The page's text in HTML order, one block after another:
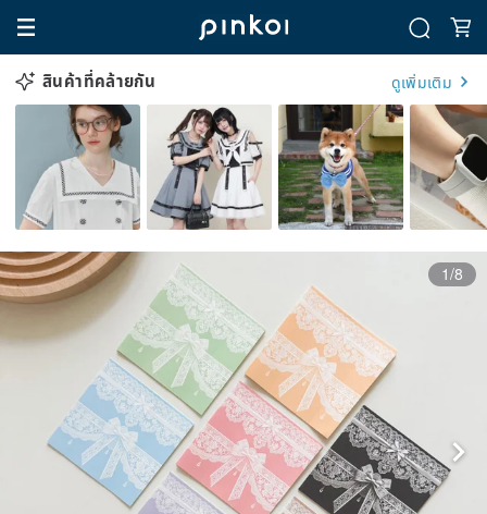
สินค้าที่คล้ายกัน ดูเพิ่มเติม
1/8